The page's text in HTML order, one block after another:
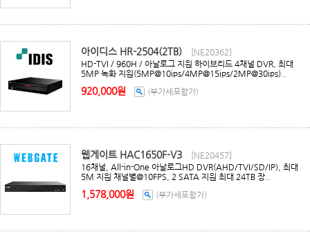
아이디스 HR-2504(2TB)
[NE20362]
HD-TVI / 960H / 아날로그 지원 하이브리드 4채널 DVR, 최대
5MP 녹화 지원(5MP@10ips/4MP@15ips/2MP@30ips)..
920,000원 (부가세포함가)
웹게이트 HAC1650F-V3
[NE20457]
16채널, All-in-One 아날로그HD DVR(AHD/TVI/SD/IP), 최대
5M 지원 채널별@10FPS, 2 SATA 지원 최대 24TB 장..
1,578,000원 (부가세포함가)